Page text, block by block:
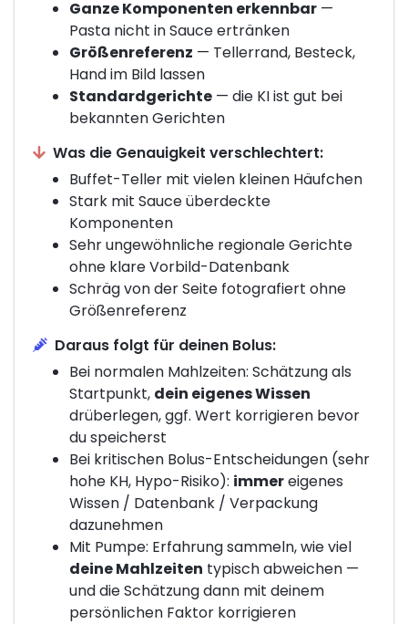
Ganze Komponenten erkennbar —
Pasta nicht in Sauce ertränken
Größenreferenz — Tellerrand, Besteck,
Hand im Bild lassen
Standardgerichte — die KI ist gut bei
bekannten Gerichten
Was die Genauigkeit verschlechtert:
Buffet-Teller mit vielen kleinen Häufchen
Stark mit Sauce überdeckte
Komponenten
Sehr ungewöhnliche regionale Gerichte
ohne klare Vorbild-Datenbank
Schräg von der Seite fotografiert ohne
Größenreferenz
Daraus folgt für deinen Bolus:
Bei normalen Mahlzeiten: Schätzung als
Startpunkt, dein eigenes Wissen
drüberlegen, ggf. Wert korrigieren bevor
du speicherst
Bei kritischen Bolus-Entscheidungen (sehr
hohe KH, Hypo-Risiko): immereigenes
Wissen / Datenbank / Verpackung
dazunehmen
Mit Pumpe: Erfahrung sammeln, wie viel
deine Mahlzeiten typisch abweichen —
und die Schätzung dann mit deinem
persönlichen Faktor korrigieren